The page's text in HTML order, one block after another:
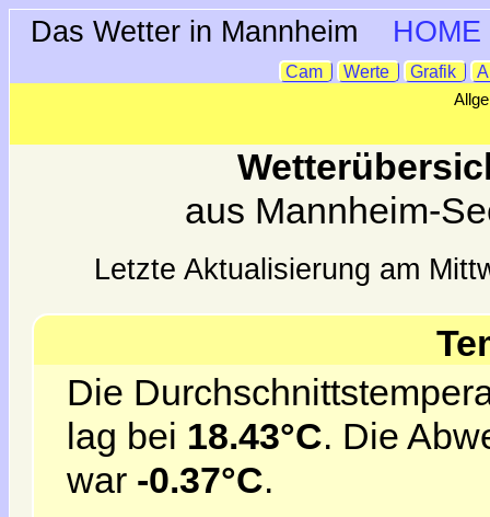
Das Wetter in Mannheim HOME
Cam Werte Grafik
aus Mannheim-
Letzte Aktualisierung am
Die
lag bei 18.43°C. Die
war -0.37°C.